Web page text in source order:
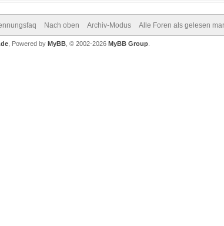
Nach oben Archiv-Modus Alle Foren als gelesen
, Powered by MyBB, © 2002-2026 MyBB Group.